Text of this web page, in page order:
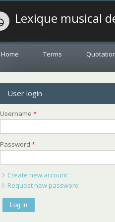
Lexique musical
Home Terms
User login
Username*
Password*
Create new account
Request new password